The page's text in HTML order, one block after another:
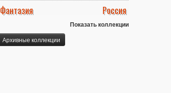
Фантазия Россия
Показать коллекции
Архивные коллекции